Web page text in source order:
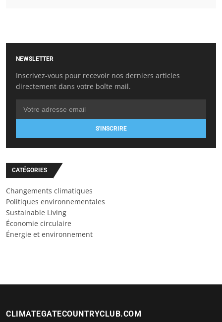
NEWSLETTER
Inscrivez-vous pour recevoir nos derniers articles
directement dans votre boîte mail.
S'INSCRIRE
CATÉGORIES
Changements climatiques
Politiques environnementales
Sustainable Living
Économie circulaire
Énergie et environnement
CLIMATEGATECOUNTRYCLUB.COM